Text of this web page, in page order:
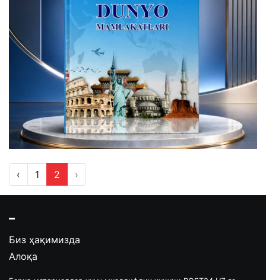
‹ 1 2 ›
Биз ҳақимизда
Алоқа